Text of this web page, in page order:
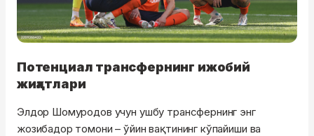
Потенциал трансфернинг ижобий
жиҳатлари
Элдор Шомуродов учун ушбу трансфернинг энг
жозибадор томони – ўйин вақтининг кўпайиши ва